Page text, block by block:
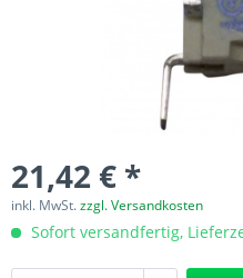
21,42 € *
inkl. MwSt.zzgl. Versandkosten
Sofort versandfertig,